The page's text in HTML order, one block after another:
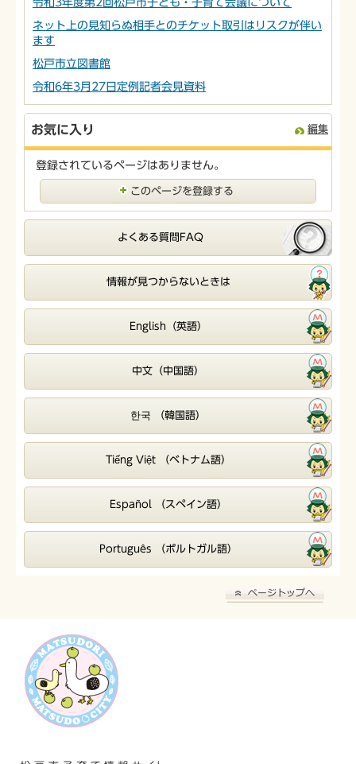
ネット上の見知らぬ相手とのチケット取引はリスクが伴い
ます
松戸市立図書館
令和6年3月27日定例記者会見資料
お気に入り 編集
登録されているページはありません。
このページを登録する
よくある質問FAQ
情報が見つからないときは
English（英語）
中文（中国語）
한국 （韓国語）
Tiếng Việt （ベトナム語）
Español （スペイン語）
Português （ポルトガル語）